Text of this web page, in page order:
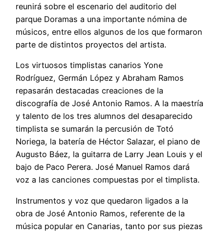
reunirá sobre el escenario del auditorio del
parque Doramas a una importante nómina de
músicos, entre ellos algunos de los que formaron
parte de distintos proyectos del artista.
Los virtuosos timplistas canarios Yone
Rodríguez, Germán López y Abraham Ramos
repasarán destacadas creaciones de la
discografía de José Antonio Ramos. A la maestría
y talento de los tres alumnos del desaparecido
timplista se sumarán la percusión de Totó
Noriega, la batería de Héctor Salazar, el piano de
Augusto Báez, la guitarra de Larry Jean Louis y el
bajo de Paco Perera. José Manuel Ramos dará
voz a las canciones compuestas por el timplista.
Instrumentos y voz que quedaron ligados a la
obra de José Antonio Ramos, referente de la
música popular en Canarias, tanto por sus piezas